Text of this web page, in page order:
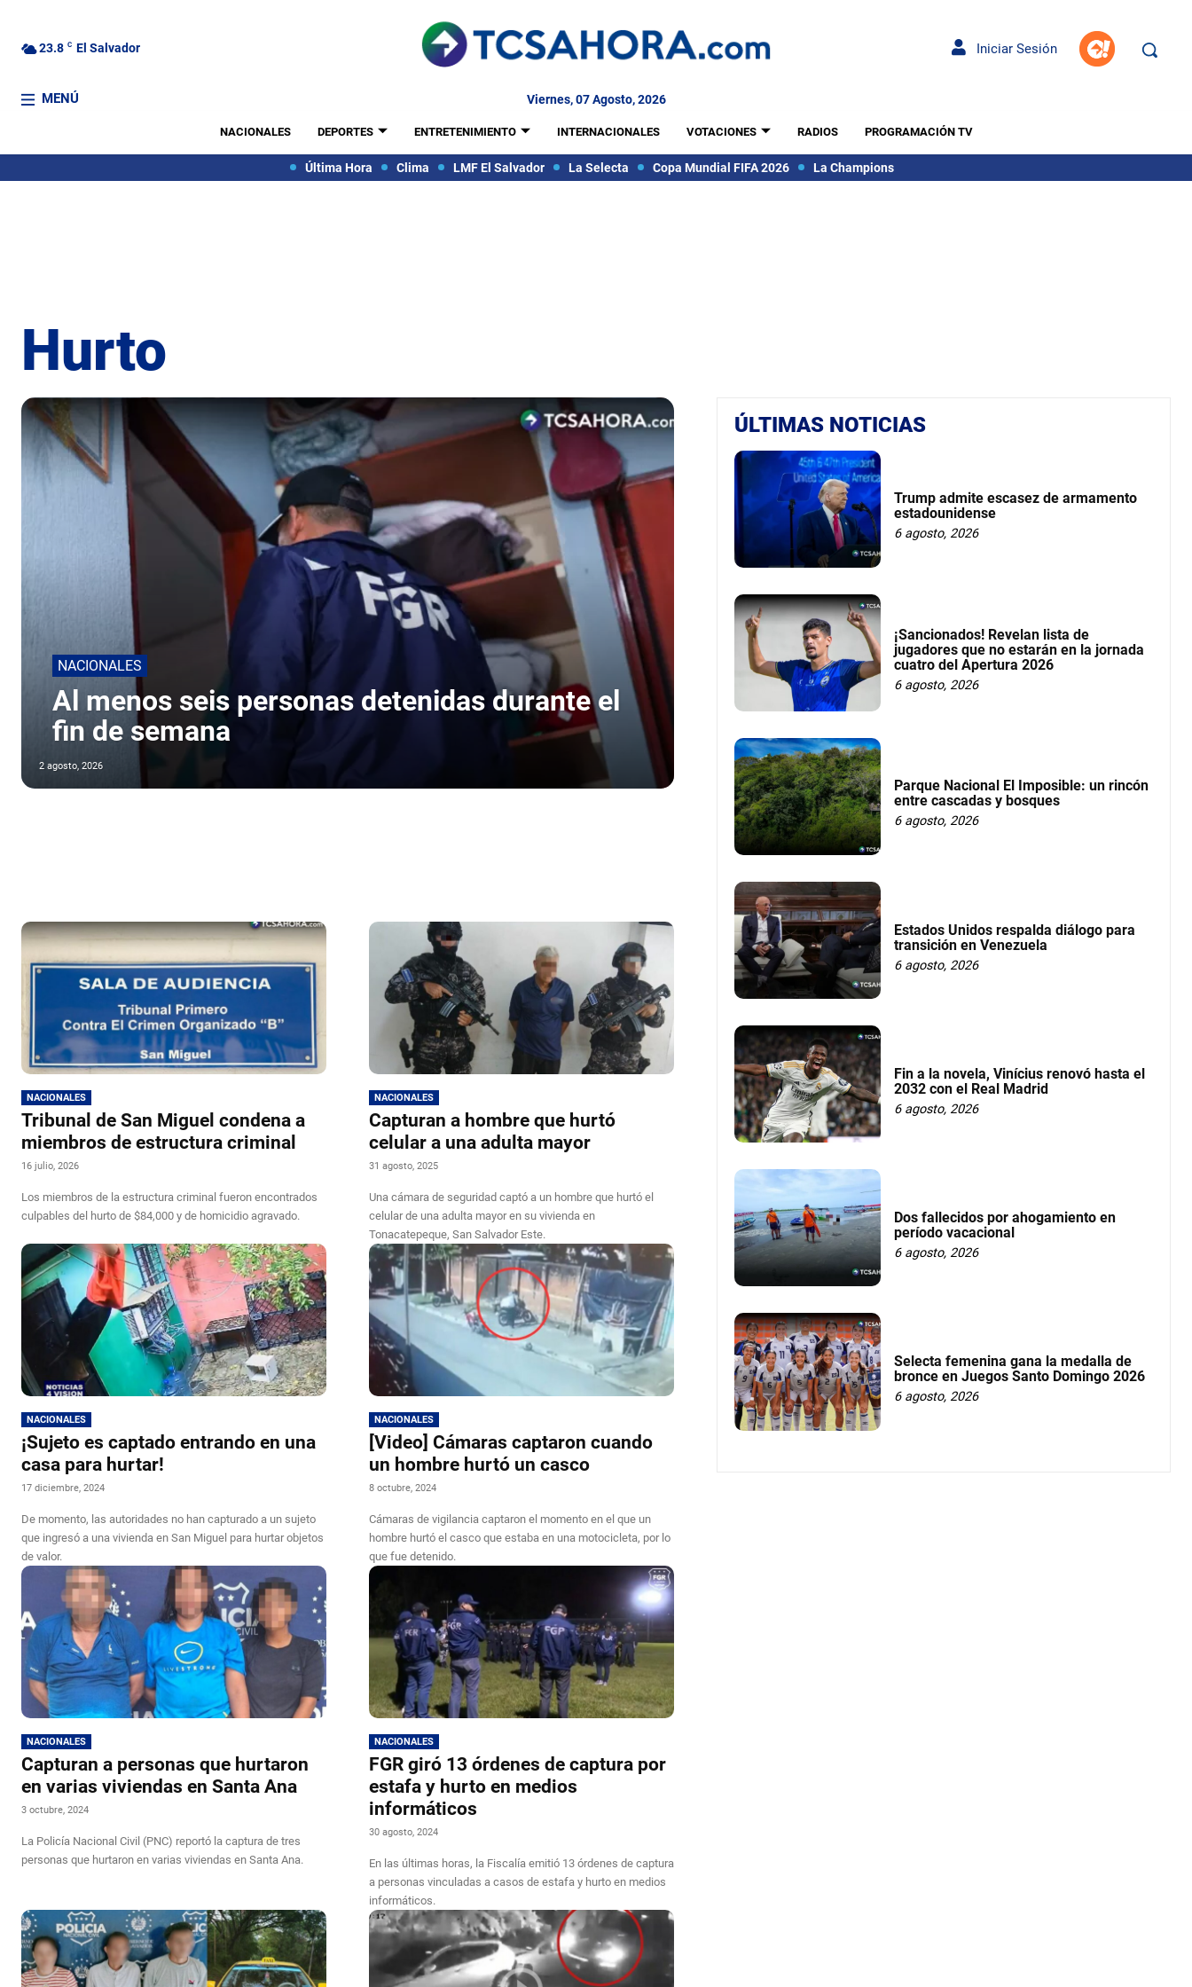
23.8 C El Salvador Iniciar Sesión
MENÚ Viernes, 07 Agosto, 2026
NACIONALES DEPORTES ENTRETENIMIENTO INTERNACIONALES VOTACIONES RADIOS PROGRAMACIÓN TV
Última Hora Clima LMF El Salvador La Selecta Copa Mundial FIFA 2026 La Champions
Hurto
NACIONALES
Al menos seis personas detenidas durante el
fin de semana
2 agosto, 2026
NACIONALES
Tribunal de San Miguel condena a
miembros de estructura criminal
16 julio, 2026
Los miembros de la estructura criminal fueron encontrados
culpables del hurto de $84,000 y de homicidio agravado.
NACIONALES
Capturan a hombre que hurtó
celular a una adulta mayor
31 agosto, 2025
Una cámara de seguridad captó a un hombre que hurtó el
celular de una adulta mayor en su vivienda en
Tonacatepeque, San Salvador Este.
NACIONALES
¡Sujeto es captado entrando en una
casa para hurtar!
17 diciembre, 2024
De momento, las autoridades no han capturado a un sujeto
que ingresó a una vivienda en San Miguel para hurtar objetos
de valor.
NACIONALES
[Video] Cámaras captaron cuando
un hombre hurtó un casco
8 octubre, 2024
Cámaras de vigilancia captaron el momento en el que un
hombre hurtó el casco que estaba en una motocicleta, por lo
que fue detenido.
NACIONALES
Capturan a personas que hurtaron
en varias viviendas en Santa Ana
3 octubre, 2024
La Policía Nacional Civil (PNC) reportó la captura de tres
personas que hurtaron en varias viviendas en Santa Ana.
NACIONALES
FGR giró 13 órdenes de captura por
estafa y hurto en medios
informáticos
30 agosto, 2024
En las últimas horas, la Fiscalía emitió 13 órdenes de captura
a personas vinculadas a casos de estafa y hurto en medios
informáticos.
ÚLTIMAS NOTICIAS
Trump admite escasez de armamento
estadounidense
6 agosto, 2026
¡Sancionados! Revelan lista de
jugadores que no estarán en la jornada
cuatro del Apertura 2026
6 agosto, 2026
Parque Nacional El Imposible: un rincón
entre cascadas y bosques
6 agosto, 2026
Estados Unidos respalda diálogo para
transición en Venezuela
6 agosto, 2026
Fin a la novela, Vinícius renovó hasta el
2032 con el Real Madrid
6 agosto, 2026
Dos fallecidos por ahogamiento en
período vacacional
6 agosto, 2026
Selecta femenina gana la medalla de
bronce en Juegos Santo Domingo 2026
6 agosto, 2026